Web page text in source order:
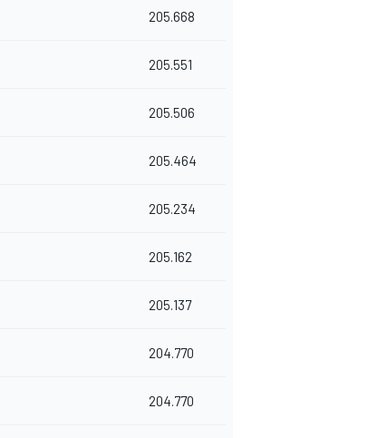
205.668
205.551
205.506
205.464
205.234
205.162
205.137
204.770
204.770